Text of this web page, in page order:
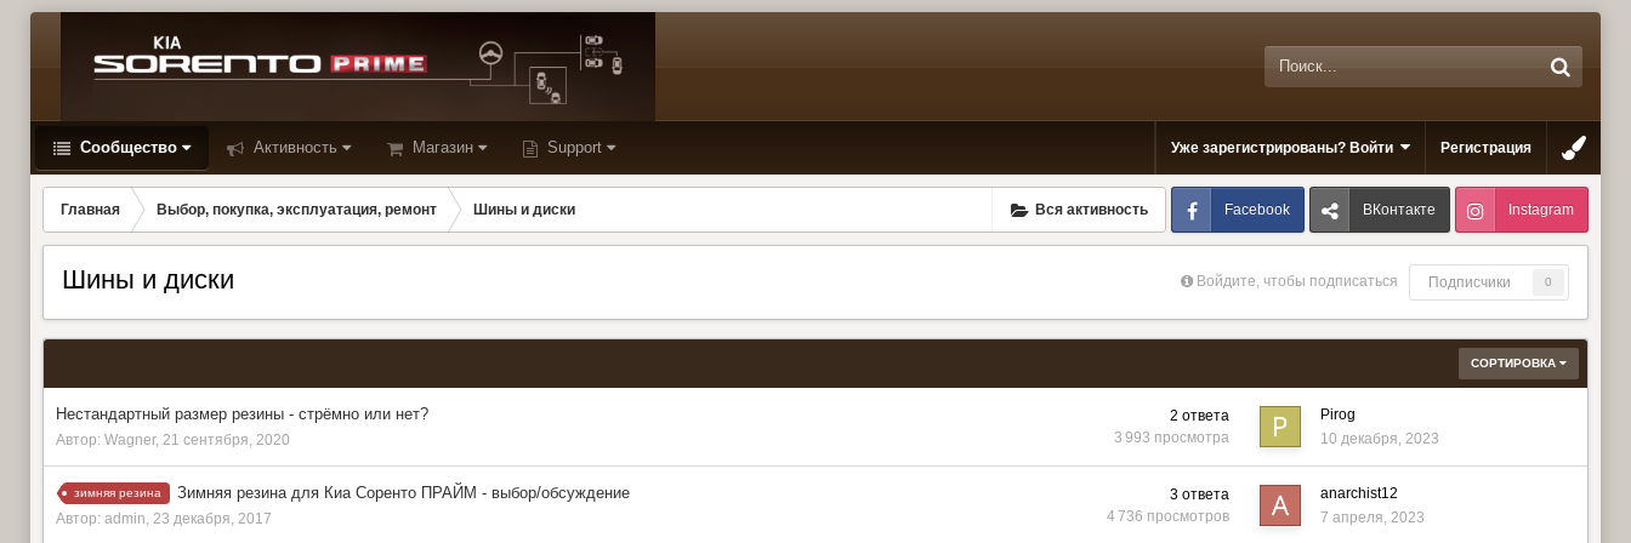
Сообщество Активность Магазин Support Уже зарегистрированы? Войти Регистрация
Вся активность
Главная Выбор, покупка, эксплуатация, ремонт Шины и диски Facebook ВКонтакте Instagram
Шины и диски Войдите, чтобы подписаться Подписчики 0
СОРТИРОВКА
Нестандартный размер резины - стрёмно или нет?
Автор: Wagner, 21 сентября, 2020
2 ответа
3 993 просмотра
Pirog
10 декабря, 2023
зимняя резина Зимняя резина для Киа Соренто ПРАЙМ - выбор/обсуждение
Автор: admin, 23 декабря, 2017
3 ответа
4 736 просмотров
anarchist12
7 апреля, 2023